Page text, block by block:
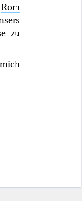
Rom
zu